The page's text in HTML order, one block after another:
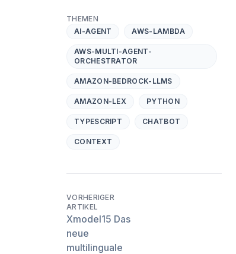
THEMEN
AI-AGENT
AWS-LAMBDA
AWS-MULTI-AGENT-
ORCHESTRATOR
AMAZON-BEDROCK-LLMS
AMAZON-LEX PYTHON
TYPESCRIPT CHATBOT
CONTEXT
VORHERIGER
ARTIKEL
Xmodel15 Das
neue
multilinguale